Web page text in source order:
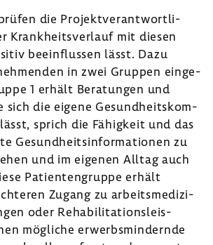
die Projekt­ver­ant­wort­li­
Krank­heits­ver­lauf mit diesen
beein­flussen lässt. Dazu
in zwei Gruppen einge­
1 erhält Bera­tungen und
sich die eigene Gesund­heits­kom­
sprich die Fähig­keit und das
Gesund­heits­in­for­ma­tionen zu
und im eigenen Alltag auch
Pati­en­ten­gruppe erhält
Zugang zu arbeits­me­di­zi­
oder Reha­bi­li­ta­ti­ons­leis­
mögliche erwerbs­min­dernde